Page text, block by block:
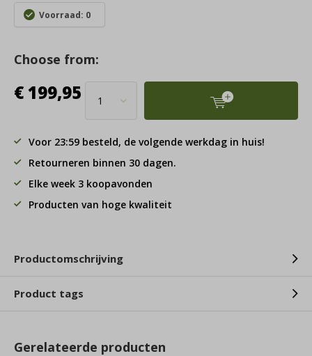
Voorraad: 0
Choose from:
€ 199,95
Voor 23:59 besteld, de volgende werkdag in huis!
Retourneren binnen 30 dagen.
Elke week 3 koopavonden
Producten van hoge kwaliteit
Productomschrijving
Product tags
Gerelateerde producten